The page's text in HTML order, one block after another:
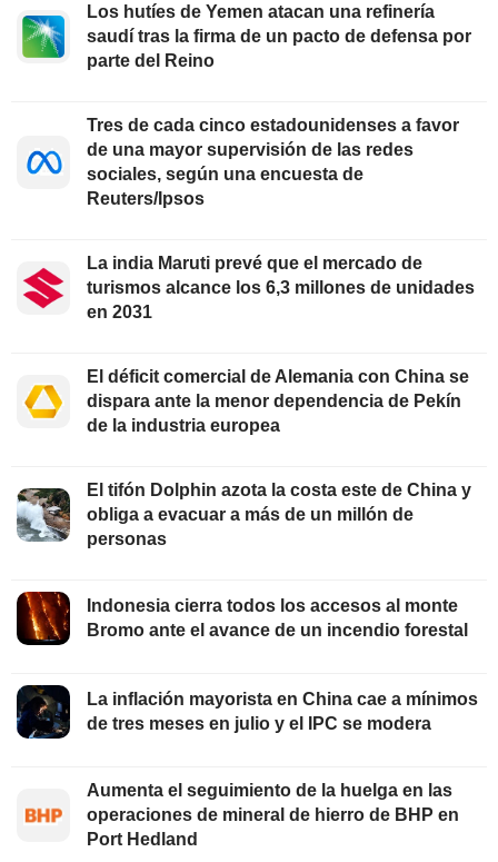
Los hutíes de Yemen atacan una refinería
saudí tras la firma de un pacto de defensa por
parte del Reino
Tres de cada cinco estadounidenses a favor
de una mayor supervisión de las redes
sociales, según una encuesta de
Reuters/Ipsos
La india Maruti prevé que el mercado de
turismos alcance los 6,3 millones de unidades
en 2031
El déficit comercial de Alemania con China se
dispara ante la menor dependencia de Pekín
de la industria europea
El tifón Dolphin azota la costa este de China y
obliga a evacuar a más de un millón de
personas
Indonesia cierra todos los accesos al monte
Bromo ante el avance de un incendio forestal
La inflación mayorista en China cae a mínimos
de tres meses en julio y el IPC se modera
Aumenta el seguimiento de la huelga en las
operaciones de mineral de hierro de BHP en
Port Hedland